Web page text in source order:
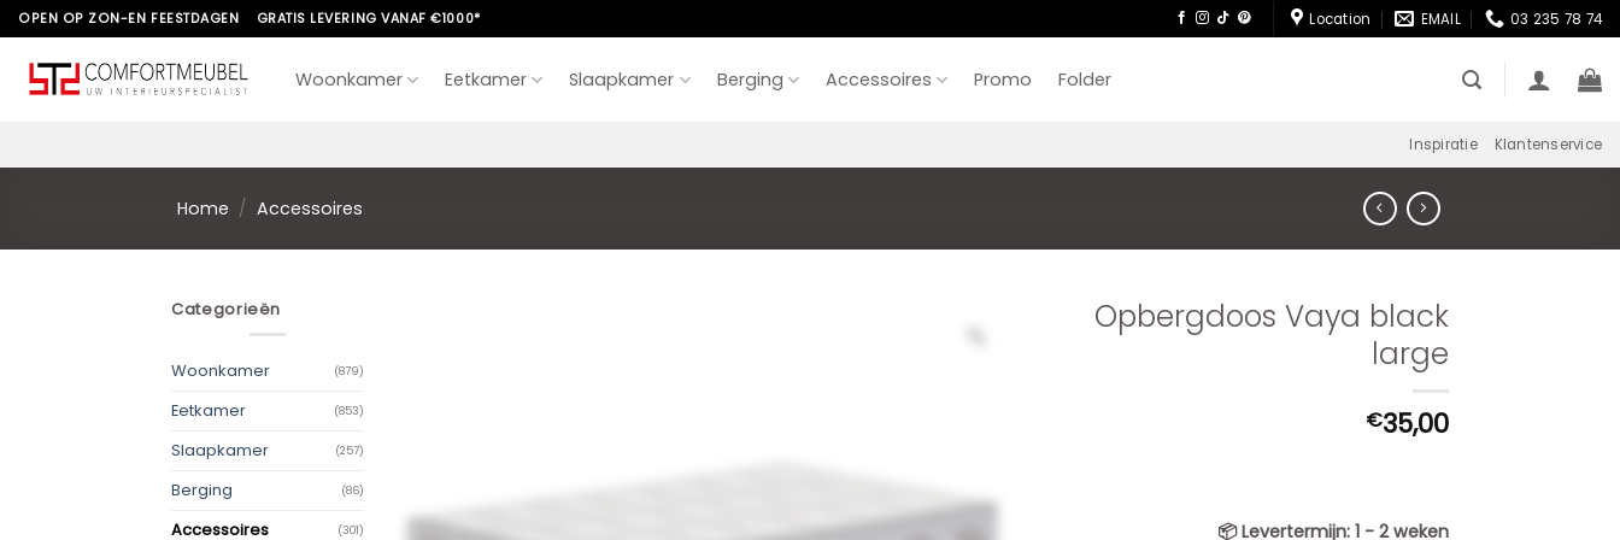
Skip
to
content
OPEN OP ZON-EN FEESTDAGEN GRATIS LEVERING VANAF €1000* Location EMAIL 03 235 78 74
Woonkamer Eetkamer Slaapkamer Berging Accessoires Promo Folder
Inspiratie Klantenservice
Home / Accessoires
Categorieën
Woonkamer (879)
Eetkamer (853)
Slaapkamer (257)
Berging (86)
Accessoires (301)
Opbergdoos Vaya black
large
€35,00
📦Levertermijn: 1 - 2 weken